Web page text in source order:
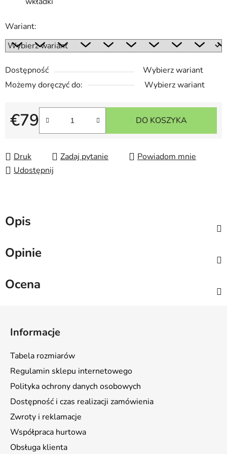
Wariant:
Dostępność
Wybierz wariant
Możemy doręczyć do:
Wybierz wariant
€79
Cena jednostkowa:
DO KOSZYKA
Druk Zadaj pytanie
Powiadom mnie
Udostępnij
Opis
Opinie
Ocena
Informacje
Tabela rozmiarów
Regulamin sklepu internetowego
Polityka ochrony danych osobowych
Dostępność i czas realizacji zamówienia
Zwroty i reklamacje
Współpraca hurtowa
Obsługa klienta